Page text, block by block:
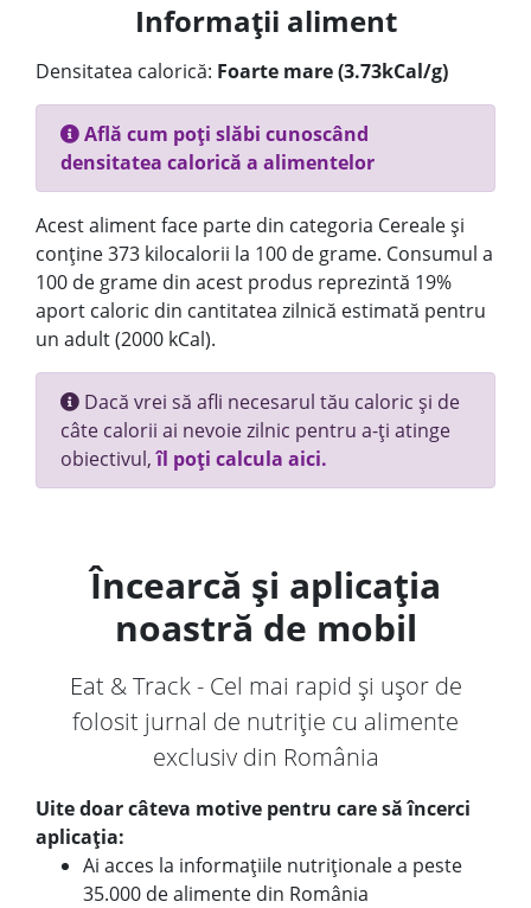
Informații aliment
Densitatea calorică: Foarte mare (3.73kCal/g)
Află cum poți slăbi cunoscând
densitatea calorică a alimentelor
Acest aliment face parte din categoria Cereale și
conține 373 kilocalorii la 100 de grame. Consumul a
100 de grame din acest produs reprezintă 19%
aport caloric din cantitatea zilnică estimată pentru
un adult (2000 kCal).
Dacă vrei să afli necesarul tău caloric și de
câte calorii ai nevoie zilnic pentru a-ți atinge
obiectivul,îl poți calcula aici.
Încearcă și aplicația
noastră de mobil
Eat & Track - Cel mai rapid și ușor de
folosit jurnal de nutriție cu alimente
exclusiv din România
Uite doar câteva motive pentru care să încerci
aplicația:
Ai acces la informațiile nutriționale a peste
35.000 de alimente din România